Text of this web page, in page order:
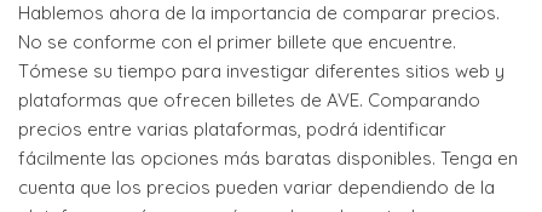
Hablemos ahora de la importancia de comparar precios.
No se conforme con el primer billete que encuentre.
Tómese su tiempo para investigar diferentes sitios web y
plataformas que ofrecen billetes de AVE. Comparando
precios entre varias plataformas, podrá identificar
fácilmente las opciones más baratas disponibles. Tenga en
cuenta que los precios pueden variar dependiendo de la